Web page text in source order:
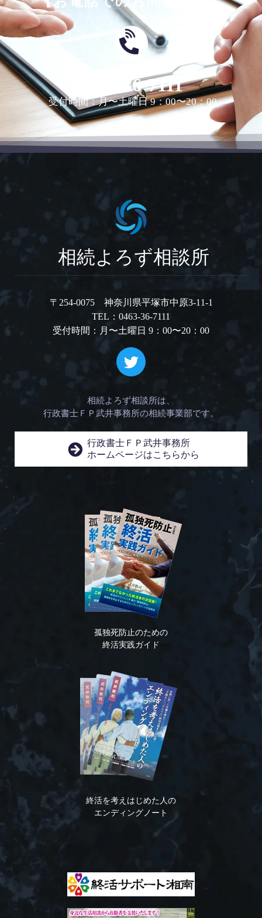
0463-36-7111
受付時間：月〜土曜日 9：00〜20：00
相続よろず相談所
〒254-0075 神奈川県平塚市中原3-11-1
TEL：0463-36-7111
受付時間：月〜土曜日 9：00〜20：00
相続よろず相談所は、
行政書士ＦＰ武井事務所の相続事業部です。
行政書士ＦＰ武井事務所
ホームページはこちらから
孤独死防止のための
終活実践ガイド
終活を考えはじめた人の
エンディングノート